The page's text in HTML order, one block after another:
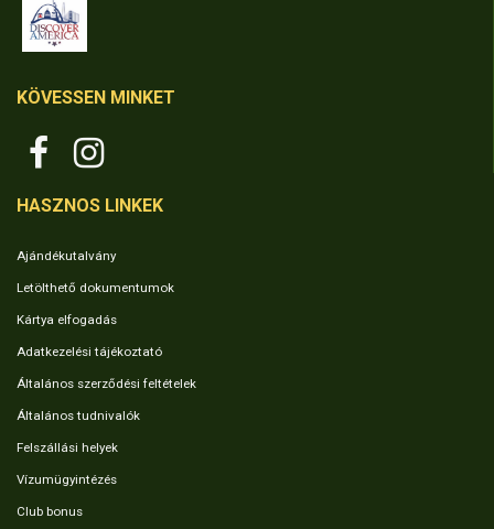
KÖVESSEN MINKET
HASZNOS LINKEK
Ajándékutalvány
Letölthető dokumentumok
Kártya elfogadás
Adatkezelési tájékoztató
Általános szerződési feltételek
Általános tudnivalók
Felszállási helyek
Vízumügyintézés
Club bonus